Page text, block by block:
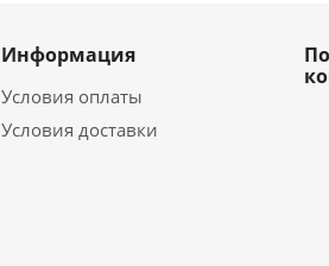
Информация
Условия оплаты
Условия доставки